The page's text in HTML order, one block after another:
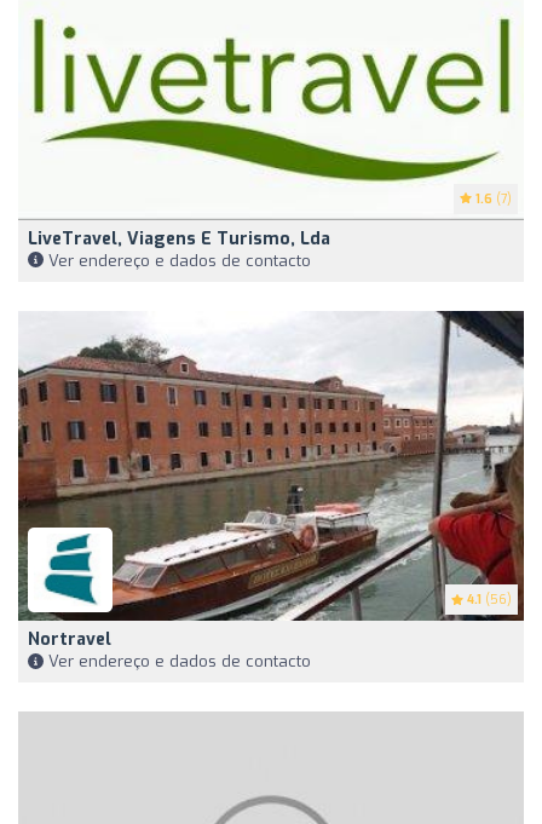
1.6 (7)
LiveTravel, Viagens E Turismo, Lda
Ver endereço e dados de contacto
4.1 (56)
Nortravel
Ver endereço e dados de contacto